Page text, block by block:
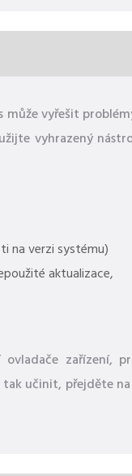
může vyřešit
vyhrazený
na verzi systému)
aktualizace,
zařízení,
učinit, přejděte